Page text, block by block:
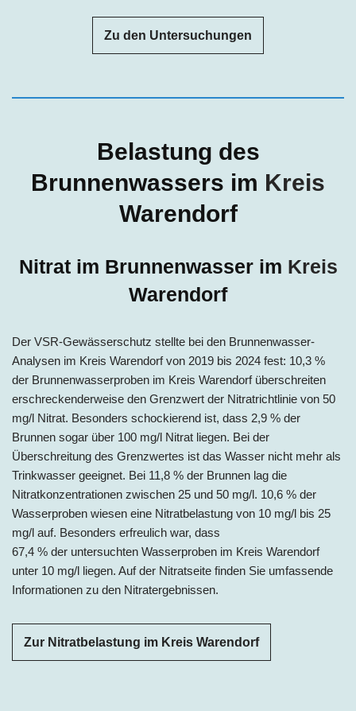
Zu den Untersuchungen
Belastung des
Brunnenwassers im Kreis
Warendorf
Nitrat im Brunnenwasser im Kreis
Warendorf
Der VSR-Gewässerschutz stellte bei den Brunnenwasser-
Analysen im Kreis Warendorf von 2019 bis 2024 fest: 10,3 %
der Brunnenwasserproben im Kreis Warendorf überschreiten
erschreckenderweise den Grenzwert der Nitratrichtlinie von 50
mg/l Nitrat. Besonders schockierend ist, dass 2,9 % der
Brunnen sogar über 100 mg/l Nitrat liegen. Bei der
Überschreitung des Grenzwertes ist das Wasser nicht mehr als
Trinkwasser geeignet. Bei 11,8 % der Brunnen lag die
Nitratkonzentrationen zwischen 25 und 50 mg/l. 10,6 % der
Wasserproben wiesen eine Nitratbelastung von 10 mg/l bis 25
mg/l auf. Besonders erfreulich war, dass
67,4 % der untersuchten Wasserproben im Kreis Warendorf
unter 10 mg/l liegen. Auf der Nitratseite finden Sie umfassende
Informationen zu den Nitratergebnissen.
Zur Nitratbelastung im Kreis Warendorf